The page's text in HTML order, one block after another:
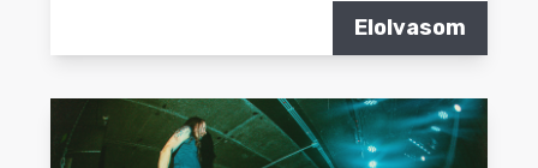
Elolvasom